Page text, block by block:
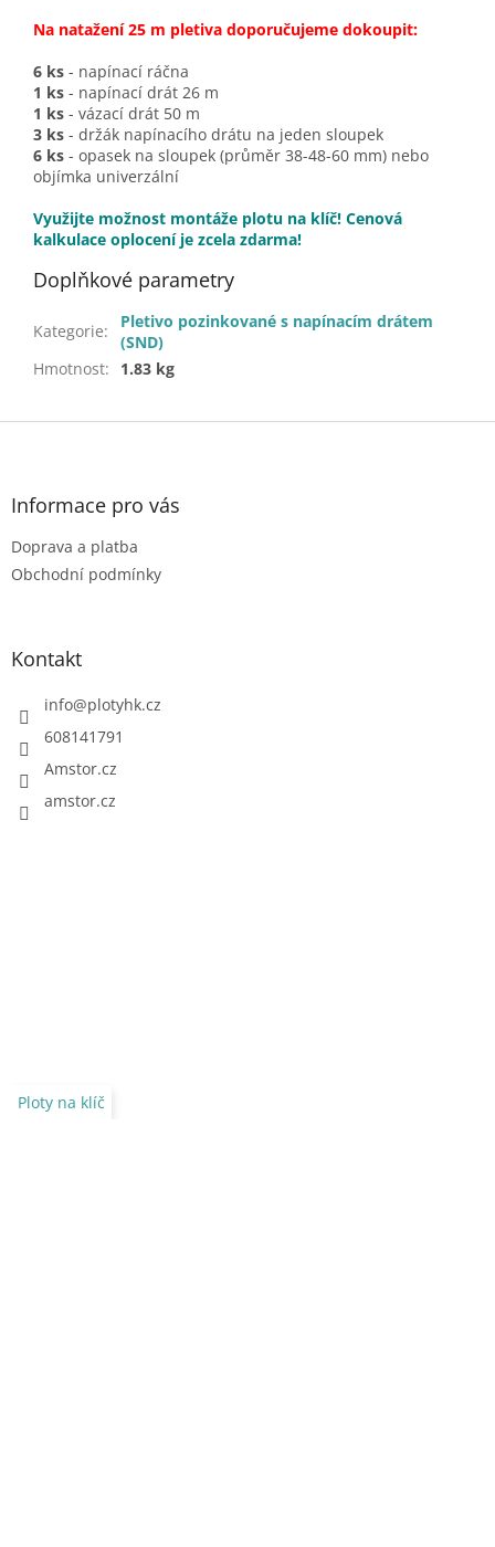
Na natažení 25 m pletiva doporučujeme dokoupit:
6 ks - napínací ráčna
1 ks - napínací drát 26 m
1 ks - vázací drát 50 m
3 ks - držák napínacího drátu na jeden sloupek
6 ks - opasek na sloupek (průměr 38-48-60 mm) nebo
objímka univerzální
Využijte možnost montáže plotu na klíč! Cenová
kalkulace oplocení je zcela zdarma!
Doplňkové parametry
Kategorie:
Pletivo pozinkované s napínacím drátem
(SND)
Hmotnost: 1.83 kg
Z
Informace pro vás
Doprava a platba
Obchodní podmínky
Kontakt
info@plotyhk.cz
608141791
Amstor.cz
amstor.cz
Ploty na klíč